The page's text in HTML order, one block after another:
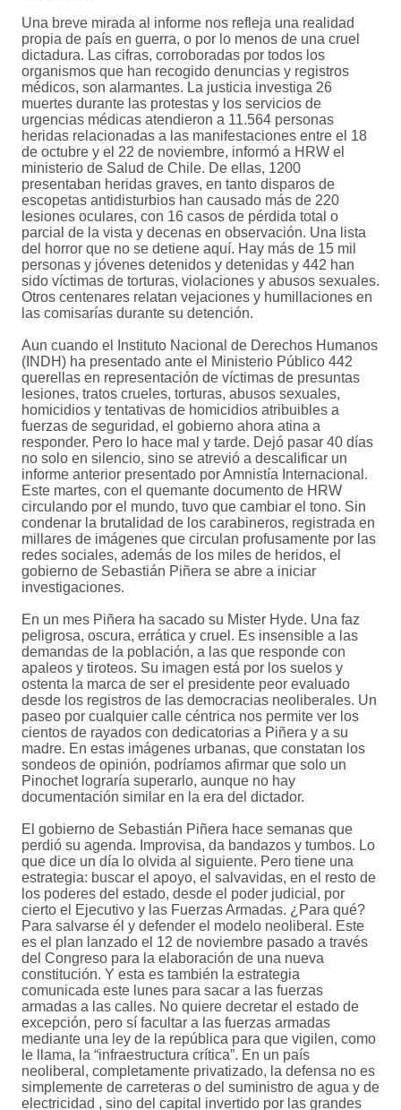
Una breve mirada al informe nos refleja una realidad
propia de país en guerra, o por lo menos de una cruel
dictadura. Las cifras, corroboradas por todos los
organismos que han recogido denuncias y registros
médicos, son alarmantes. La justicia investiga 26
muertes durante las protestas y los servicios de
urgencias médicas atendieron a 11.564 personas
heridas relacionadas a las manifestaciones entre el 18
de octubre y el 22 de noviembre, informó a HRW el
ministerio de Salud de Chile. De ellas, 1200
presentaban heridas graves, en tanto disparos de
escopetas antidisturbios han causado más de 220
lesiones oculares, con 16 casos de pérdida total o
parcial de la vista y decenas en observación. Una lista
del horror que no se detiene aquí. Hay más de 15 mil
personas y jóvenes detenidos y detenidas y 442 han
sido víctimas de torturas, violaciones y abusos sexuales.
Otros centenares relatan vejaciones y humillaciones en
las comisarías durante su detención.
Aun cuando el Instituto Nacional de Derechos Humanos
(INDH) ha presentado ante el Ministerio Público 442
querellas en representación de víctimas de presuntas
lesiones, tratos crueles, torturas, abusos sexuales,
homicidios y tentativas de homicidios atribuibles a
fuerzas de seguridad, el gobierno ahora atina a
responder. Pero lo hace mal y tarde. Dejó pasar 40 días
no solo en silencio, sino se atrevió a descalificar un
informe anterior presentado por Amnistía Internacional.
Este martes, con el quemante documento de HRW
circulando por el mundo, tuvo que cambiar el tono. Sin
condenar la brutalidad de los carabineros, registrada en
millares de imágenes que circulan profusamente por las
redes sociales, además de los miles de heridos, el
gobierno de Sebastián Piñera se abre a iniciar
investigaciones.
En un mes Piñera ha sacado su Mister Hyde. Una faz
peligrosa, oscura, errática y cruel. Es insensible a las
demandas de la población, a las que responde con
apaleos y tiroteos. Su imagen está por los suelos y
ostenta la marca de ser el presidente peor evaluado
desde los registros de las democracias neoliberales. Un
paseo por cualquier calle céntrica nos permite ver los
cientos de rayados con dedicatorias a Piñera y a su
madre. En estas imágenes urbanas, que constatan los
sondeos de opinión, podríamos afirmar que solo un
Pinochet lograría superarlo, aunque no hay
documentación similar en la era del dictador.
El gobierno de Sebastián Piñera hace semanas que
perdió su agenda. Improvisa, da bandazos y tumbos. Lo
que dice un día lo olvida al siguiente. Pero tiene una
estrategia: buscar el apoyo, el salvavidas, en el resto de
los poderes del estado, desde el poder judicial, por
cierto el Ejecutivo y las Fuerzas Armadas. ¿Para qué?
Para salvarse él y defender el modelo neoliberal. Este
es el plan lanzado el 12 de noviembre pasado a través
del Congreso para la elaboración de una nueva
constitución. Y esta es también la estrategia
comunicada este lunes para sacar a las fuerzas
armadas a las calles. No quiere decretar el estado de
excepción, pero sí facultar a las fuerzas armadas
mediante una ley de la república para que vigilen, como
le llama, la “infraestructura crítica”. En un país
neoliberal, completamente privatizado, la defensa no es
simplemente de carreteras o del suministro de agua y de
electricidad , sino del capital invertido por las grandes